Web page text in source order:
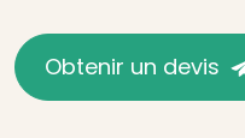
Obtenir un devis